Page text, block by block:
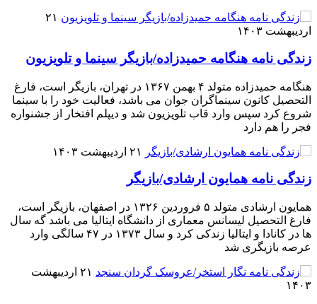
۲۱
اردیبهشت ۱۴۰۳
زندگی نامه هنگامه حمیدزاده/بازیگر سینما و تلویزیون
هنگامه حمیدزاده متولد ۴ بهمن ۱۳۶۷ در تهران، بازیگر است، فارغ
التحصیل کانون سینماگران جوان می باشد، فعالیت خود را با سینما
شروع کرد سپس وارد قاب تلویزیون شد و دیپلم افتخار از جشنواره
فجر را هم دارد
۲۱ اردیبهشت ۱۴۰۳
زندگی نامه همایون ارشادی/بازیگر
همایون ارشادی متولد ۵ فروردین ۱۳۲۶ در اصفهان، بازیگر است،
فارغ التحصیل لیسانس معماری از دانشگاه ایتالیا می باشد گه سال
ها در کانادا و ایتالیا زندکی کرد و سال ۱۳۷۳ در ۴۷ سالگی وارد
عرصه بازیگری شد
۲۱ اردیبهشت
۱۴۰۳